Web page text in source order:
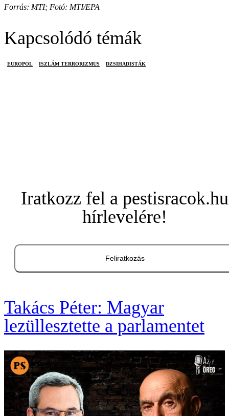
Forrás: MTI; Fotó: MTI/EPA
Kapcsolódó témák
EUROPOL ISZLÁM TERRORIZMUS DZSIHADISTÁK
Iratkozz fel a pestisracok.hu
hírlevelére!
Feliratkozás
Takács Péter: Magyar
lezüllesztette a parlamentet